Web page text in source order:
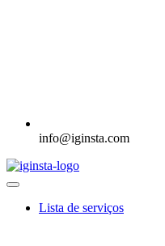
info@iginsta.com
Lista de serviços